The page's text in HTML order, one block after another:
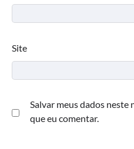
Site
Salvar meus dados neste
que eu comentar.